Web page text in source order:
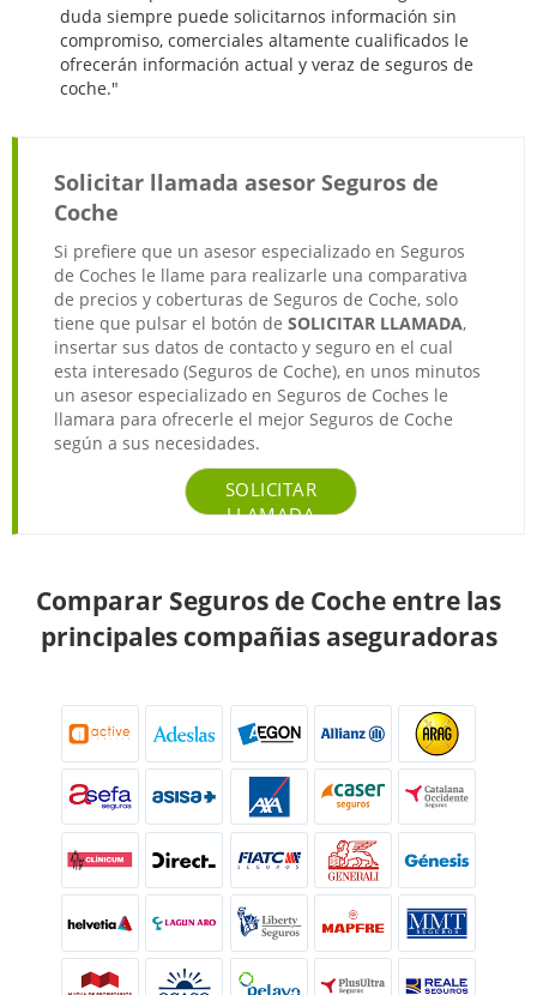
duda siempre puede solicitarnos información sin
compromiso, comerciales altamente cualificados le
ofrecerán información actual y veraz de seguros de
coche."
Solicitar llamada asesor Seguros de
Coche
Si prefiere que un asesor especializado en Seguros
de Coches le llame para realizarle una comparativa
de precios y coberturas de Seguros de Coche, solo
tiene que pulsar el botón de SOLICITAR LLAMADA,
insertar sus datos de contacto y seguro en el cual
esta interesado (Seguros de Coche), en unos minutos
un asesor especializado en Seguros de Coches le
llamara para ofrecerle el mejor Seguros de Coche
según a sus necesidades.
SOLICITAR
LLAMADA
Comparar Seguros de Coche entre las
principales compañias aseguradoras